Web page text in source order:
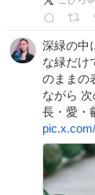
深緑の中
な緑だけ
のままの
ながら
長・愛・